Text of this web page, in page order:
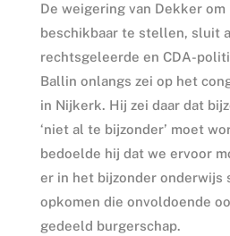
De weigering van Dekker
beschikbaar te stellen, sluit
rechtsgeleerde en CDA-
Ballin onlangs zei op het
in Nijkerk. Hij zei daar dat
‘niet al te bijzonder’ moet
bedoelde hij dat we ervoor
er in het bijzonder onderwijs
opkomen die onvoldoende
gedeeld burgerschap.